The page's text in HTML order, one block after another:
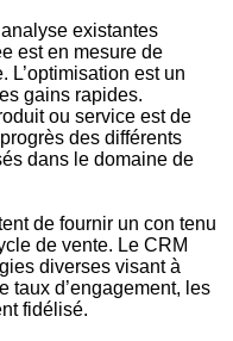
existantes
est en mesure de
L’optimisation est un
gains rapides.
ou service est de
des différents
dans le domaine de
de fournir un con tenu
de vente. Le CRM
diverses visant à
taux d’engagement, les
fidélisé.